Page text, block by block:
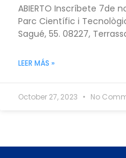
ABIERTO Inscríbete 7de
Parc Científic i
Sagué, 55. 08227,
LEER MÁS »
October 27, 2023 No